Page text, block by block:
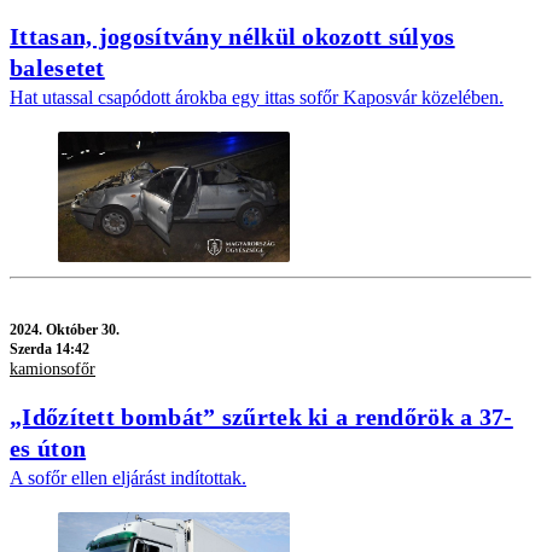
Ittasan, jogosítvány nélkül okozott súlyos
balesetet
Hat utassal csapódott árokba egy ittas sofőr Kaposvár közelében.
2024. Október 30.
Szerda 14:42
kamionsofőr
„Időzített bombát” szűrtek ki a rendőrök a 37-
es úton
A sofőr ellen eljárást indítottak.